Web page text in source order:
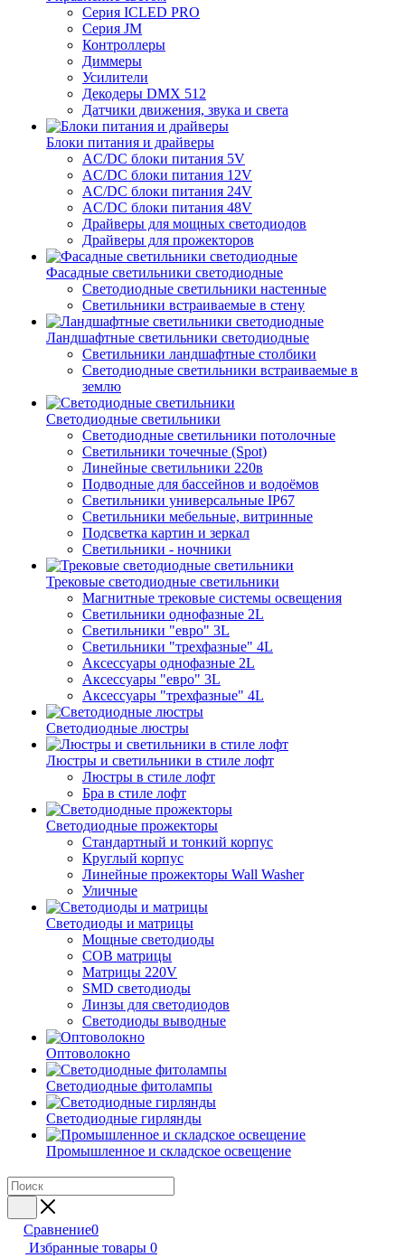
Серия ICLED PRO
Серия JM
Контроллеры
Диммеры
Усилители
Декодеры DMX 512
Датчики движения, звука и света
Блоки питания и драйверы
AC/DC блоки питания 5V
AC/DC блоки питания 12V
AC/DC блоки питания 24V
AC/DC блоки питания 48V
Драйверы для мощных светодиодов
Драйверы для прожекторов
Фасадные светильники светодиодные
Светодиодные светильники настенные
Светильники встраиваемые в стену
Ландшафтные светильники светодиодные
Светильники ландшафтные столбики
Светодиодные светильники встраиваемые в
землю
Светодиодные светильники
Светодиодные светильники потолочные
Светильники точечные (Spot)
Линейные светильники 220в
Подводные для бассейнов и водоёмов
Светильники универсальные IP67
Светильники мебельные, витринные
Подсветка картин и зеркал
Светильники - ночники
Трековые светодиодные светильники
Магнитные трековые системы освещения
Светильники однофазные 2L
Светильники "евро" 3L
Светильники "трехфазные" 4L
Аксессуары однофазные 2L
Аксессуары "евро" 3L
Аксессуары "трехфазные" 4L
Светодиодные люстры
Люстры и светильники в стиле лофт
Люстры в стиле лофт
Бра в стиле лофт
Светодиодные прожекторы
Стандартный и тонкий корпус
Круглый корпус
Линейные прожекторы Wall Washer
Уличные
Светодиоды и матрицы
Мощные светодиоды
COB матрицы
Матрицы 220V
SMD светодиоды
Линзы для светодиодов
Светодиоды выводные
Оптоволокно
Светодиодные фитолампы
Светодиодные гирлянды
Промышленное и складское освещение
Сравнение0
Избранные товары 0